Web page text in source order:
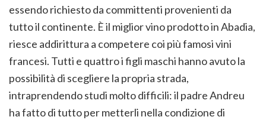
essendo richiesto da committenti provenienti da
tutto il continente. È il miglior vino prodotto in Abadia,
riesce addirittura a competere coi più famosi vini
francesi. Tutti e quattro i figli maschi hanno avuto la
possibilità di scegliere la propria strada,
intraprendendo studi molto difficili: il padre Andreu
ha fatto di tutto per metterli nella condizione di